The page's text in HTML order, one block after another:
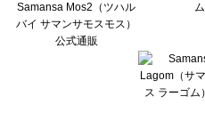
BETTY'S BLUE（べティーズブルー）の一覧
Wpc.（ワールドパーティー）の一覧